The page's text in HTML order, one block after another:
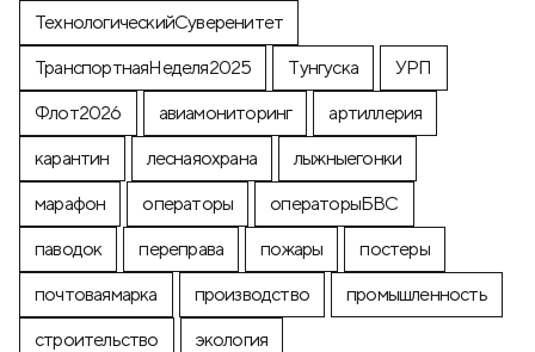
ТехнологическийСуверенитет
ТранспортнаяНеделя2025
Тунгуска
УРП
Флот2026
авиамониторинг
артиллерия
карантин
леснаяохрана
лыжныегонки
марафон
операторы
операторыБВС
паводок
переправа пожары
постеры
почтоваямарка
производство
промышленность
строительство
экология